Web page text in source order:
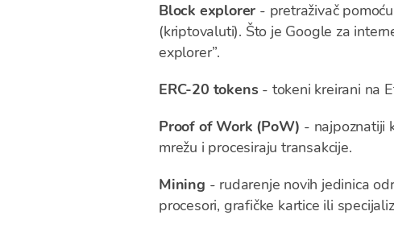
Block explorer - pretraživač
(kriptovaluti). Što je Google za
explorer”.
ERC-20 tokens - tokeni kreirani na
Proof of Work (PoW) - najpoznatiji
mrežu i procesiraju transakcije.
Mining - rudarenje novih jedinica
procesori, grafičke kartice ili